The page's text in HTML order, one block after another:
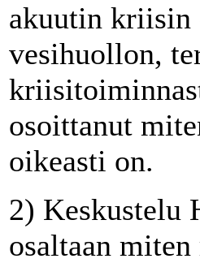
akuutin kriisin
vesihuollon,
osoittanut
oikeasti on.
2) Keskustelu
osaltaan